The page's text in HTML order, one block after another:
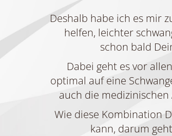
Deshalb habe ich es mir
helfen, leichter
schon bald
Dabei geht es vor
optimal auf eine
auch die
Wie diese Kombination
kann, darum